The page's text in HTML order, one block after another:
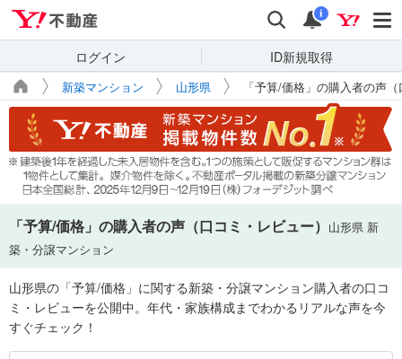
検索 通知
i
ログイン ID新規取得
新築マンション 山形県 「予算/価格」の購入者の声
「予算/価格」の購入者の声（口コミ・レビュー） 山形県 新
築・分譲マンション
山形県の「予算/価格」に関する新築・分譲マンション購入者の口コ
ミ・レビューを公開中。年代・家族構成までわかるリアルな声を今
すぐチェック！